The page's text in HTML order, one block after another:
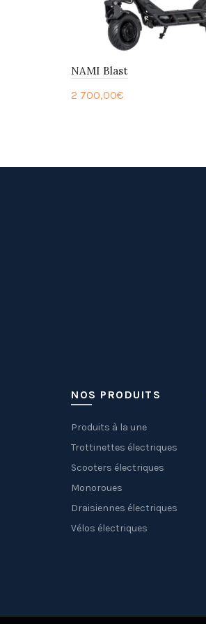
NAMI Blast
2 700,00€
NOS PRODUITS
Produits à la une
Trottinettes électriques
Scooters électriques
Monoroues
Draisiennes électriques
Vélos électriques